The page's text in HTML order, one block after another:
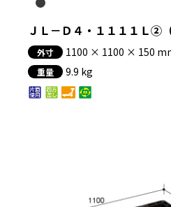
ＪＬ－Ｄ４・１１１１Ｌ②
外寸 1100 × 1100 × 150
重量 9.9 kg